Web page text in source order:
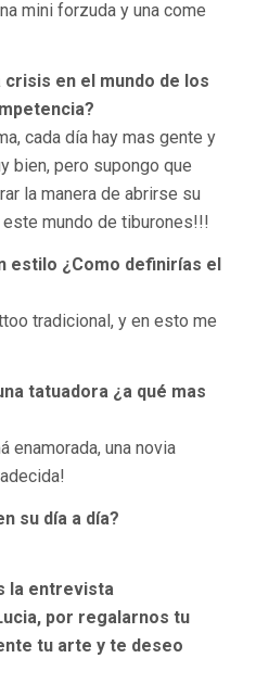
mini forzuda y una come
crisis en el mundo de los
cada día hay mas gente y
bien, pero supongo que
la manera de abrirse su
mundo de tiburones!!!
estilo ¿Como definirías el
tradicional, y en esto me
tatuadora ¿a qué mas
enamorada, una novia
su día a día?
la entrevista
por regalarnos tu
tu arte y te deseo